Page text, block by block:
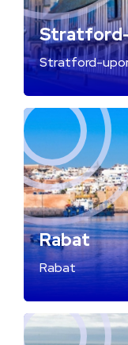
Stratford-
Rabat
Rabat